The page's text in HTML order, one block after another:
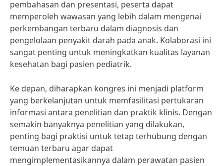
pembahasan dan presentasi, peserta dapat
memperoleh wawasan yang lebih dalam mengenai
perkembangan terbaru dalam diagnosis dan
pengelolaan penyakit darah pada anak. Kolaborasi ini
sangat penting untuk meningkatkan kualitas layanan
kesehatan bagi pasien pediatrik.
Ke depan, diharapkan kongres ini menjadi platform
yang berkelanjutan untuk memfasilitasi pertukaran
informasi antara penelitian dan praktik klinis. Dengan
semakin banyaknya penelitian yang dilakukan,
penting bagi praktisi untuk tetap terhubung dengan
temuan terbaru agar dapat
mengimplementasikannya dalam perawatan pasien